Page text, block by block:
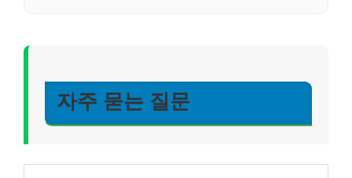
자주 묻는 질문